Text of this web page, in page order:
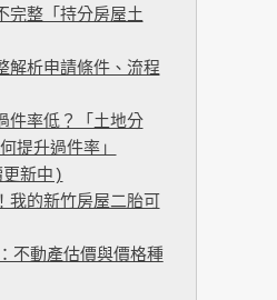
完整「持分房屋土
解析申請條件、流程
件率低？「土地分
提升過件率」
新中)
我的新竹房屋二胎可
不動產估價與價格種